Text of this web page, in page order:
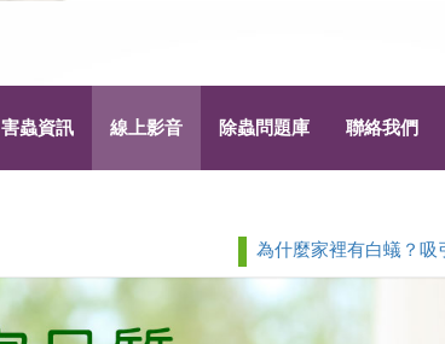
害蟲資訊 線上影音 除蟲問題庫 聯絡我們
為什麼家裡有白蟻？吸引白